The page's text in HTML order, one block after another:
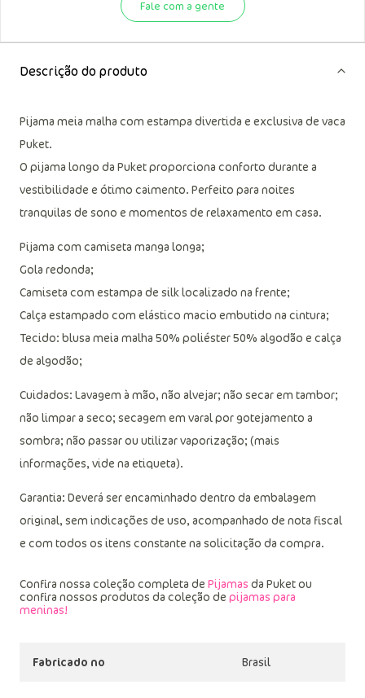
Fale com a gente
Descrição do produto
Pijama meia malha com estampa divertida e exclusiva de vaca
Puket.
O pijama longo da Puket proporciona conforto durante a
vestibilidade e ótimo caimento. Perfeito para noites
tranquilas de sono e momentos de relaxamento em casa.
Pijama com camiseta manga longa;
Gola redonda;
Camiseta com estampa de silk localizado na frente;
Calça estampado com elástico macio embutido na cintura;
Tecido: blusa meia malha 50% poliéster 50% algodão e calça
de algodão;
Cuidados: Lavagem à mão, não alvejar; não secar em tambor;
não limpar a seco; secagem em varal por gotejamento a
sombra; não passar ou utilizar vaporização; (mais
informações, vide na etiqueta).
Garantia: Deverá ser encaminhado dentro da embalagem
original, sem indicações de uso, acompanhado de nota fiscal
e com todos os itens constante na solicitação da compra.
Confira nossa coleção completa de Pijamas da Puket ou
confira nossos produtos da coleção de pijamas para
meninas!
Fabricado no Brasil